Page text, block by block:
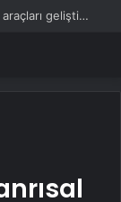
JPMorgan ve Amazon finans için kuantum araçları geliştirdi